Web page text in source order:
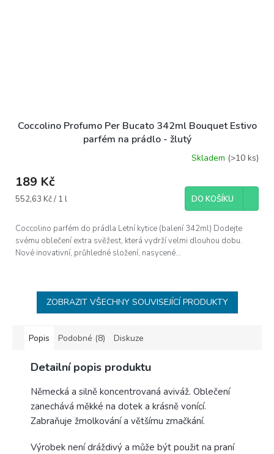
Coccolino Profumo Per Bucato 342ml Bouquet Estivo
parfém na prádlo - žlutý
Skladem (>10 ks)
189 Kč
Měrná
552,63 Kč / 1 l DO KOŠÍKU
Coccolino parfém do prádla Letní kytice (balení 342ml) Dodejte
svému oblečení extra svěžest, která vydrží velmi dlouhou dobu.
Nové inovativní, průhledné složení, nasycené...
ZOBRAZIT VŠECHNY SOUVISEJÍCÍ PRODUKTY
Popis Podobné (8) Diskuze
Detailní popis produktu
Německá a silně koncentrovaná aviváž. Oblečení
zanechává měkké na dotek a krásně vonící.
Zabraňuje žmolkování a většímu zmačkání.
Výrobek není dráždivý a může být použit na praní